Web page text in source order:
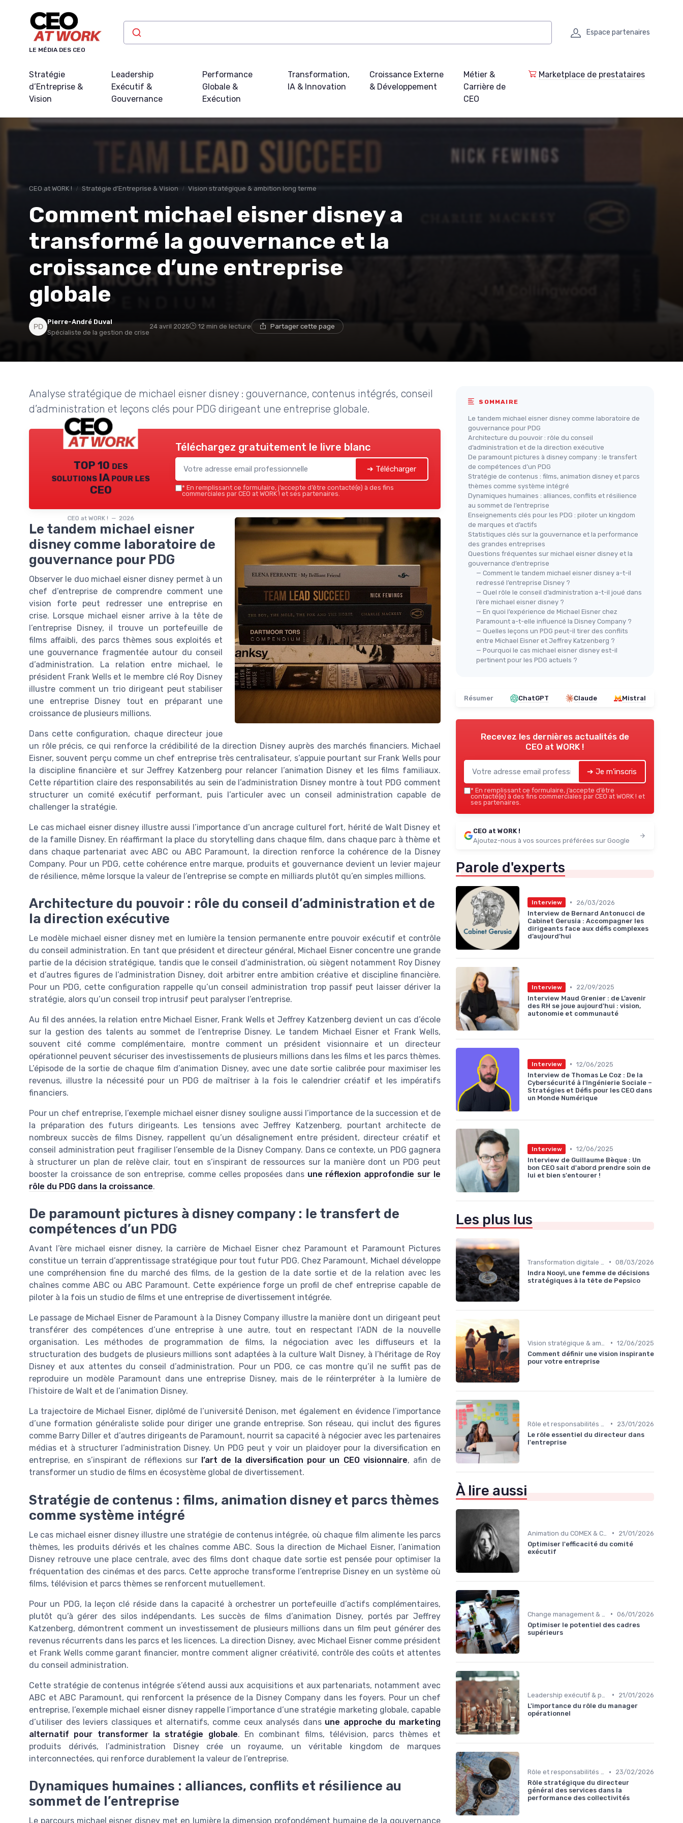
LE MÉDIA DES CEO
Espace partenaires
Stratégie
d’Entreprise &
Vision
Leadership
Exécutif &
Gouvernance
Performance
Globale &
Exécution
Transformation,
IA & Innovation
Croissance Externe
& Développement
Métier &
Carrière de
CEO
Marketplace de prestataires
CEO at WORK ! Stratégie d’Entreprise & Vision Vision stratégique & ambition long terme
Comment michael eisner disney a
transformé la gouvernance et la
croissance d’une entreprise
globale
Pierre-André Duval
Spécialiste de la gestion de crise
24 avril 2025 12 min de lecture Partager cette page
Analyse stratégique de michael eisner disney : gouvernance, contenus intégrés, conseil
d’administration et leçons clés pour PDG dirigeant une entreprise globale.
TOP 10 des
solutions IA pour les
CEO
CEO at WORK ! — 2026
Téléchargez gratuitement le livre blanc
➔ Télécharger
* En remplissant ce formulaire, j’accepte d’être contacté(e) à des fins
commerciales par CEO at WORK ! et ses partenaires.
Le tandem michael eisner
disney comme laboratoire de
gouvernance pour PDG
Observer le duo michael eisner disney permet à un
chef d’entreprise de comprendre comment une
vision forte peut redresser une entreprise en
crise. Lorsque michael eisner arrive à la tête de
l’entreprise Disney, il trouve un portefeuille de
films affaibli, des parcs thèmes sous exploités et
une gouvernance fragmentée autour du conseil
d’administration. La relation entre michael, le
président Frank Wells et le membre clé Roy Disney
illustre comment un trio dirigeant peut stabiliser
une entreprise Disney tout en préparant une
croissance de plusieurs millions.
Dans cette configuration, chaque directeur joue
un rôle précis, ce qui renforce la crédibilité de la direction Disney auprès des marchés financiers. Michael
Eisner, souvent perçu comme un chef entreprise très centralisateur, s’appuie pourtant sur Frank Wells pour
la discipline financière et sur Jeffrey Katzenberg pour relancer l’animation Disney et les films familiaux.
Cette répartition claire des responsabilités au sein de l’administration Disney montre à tout PDG comment
structurer un comité exécutif performant, puis l’articuler avec un conseil administration capable de
challenger la stratégie.
Le cas michael eisner disney illustre aussi l’importance d’un ancrage culturel fort, hérité de Walt Disney et
de la famille Disney. En réaffirmant la place du storytelling dans chaque film, dans chaque parc à thème et
dans chaque partenariat avec ABC ou ABC Paramount, la direction renforce la cohérence de la Disney
Company. Pour un PDG, cette cohérence entre marque, produits et gouvernance devient un levier majeur
de résilience, même lorsque la valeur de l’entreprise se compte en milliards plutôt qu’en simples millions.
Architecture du pouvoir : rôle du conseil d’administration et de
la direction exécutive
Le modèle michael eisner disney met en lumière la tension permanente entre pouvoir exécutif et contrôle
du conseil administration. En tant que président et directeur général, Michael Eisner concentre une grande
partie de la décision stratégique, tandis que le conseil d’administration, où siègent notamment Roy Disney
et d’autres figures de l’administration Disney, doit arbitrer entre ambition créative et discipline financière.
Pour un PDG, cette configuration rappelle qu’un conseil administration trop passif peut laisser dériver la
stratégie, alors qu’un conseil trop intrusif peut paralyser l’entreprise.
Au fil des années, la relation entre Michael Eisner, Frank Wells et Jeffrey Katzenberg devient un cas d’école
sur la gestion des talents au sommet de l’entreprise Disney. Le tandem Michael Eisner et Frank Wells,
souvent cité comme complémentaire, montre comment un président visionnaire et un directeur
opérationnel peuvent sécuriser des investissements de plusieurs millions dans les films et les parcs thèmes.
L’épisode de la sortie de chaque film d’animation Disney, avec une date sortie calibrée pour maximiser les
revenus, illustre la nécessité pour un PDG de maîtriser à la fois le calendrier créatif et les impératifs
financiers.
Pour un chef entreprise, l’exemple michael eisner disney souligne aussi l’importance de la succession et de
la préparation des futurs dirigeants. Les tensions avec Jeffrey Katzenberg, pourtant architecte de
nombreux succès de films Disney, rappellent qu’un désalignement entre président, directeur créatif et
conseil administration peut fragiliser l’ensemble de la Disney Company. Dans ce contexte, un PDG gagnera
à structurer un plan de relève clair, tout en s’inspirant de ressources sur la manière dont un PDG peut
booster la croissance de son entreprise, comme celles proposées dans une réflexion approfondie sur le
rôle du PDG dans la croissance.
De paramount pictures à disney company : le transfert de
compétences d’un PDG
Avant l’ère michael eisner disney, la carrière de Michael Eisner chez Paramount et Paramount Pictures
constitue un terrain d’apprentissage stratégique pour tout futur PDG. Chez Paramount, Michael développe
une compréhension fine du marché des films, de la gestion de la date sortie et de la relation avec les
chaînes comme ABC ou ABC Paramount. Cette expérience forge un profil de chef entreprise capable de
piloter à la fois un studio de films et une entreprise de divertissement intégrée.
Le passage de Michael Eisner de Paramount à la Disney Company illustre la manière dont un dirigeant peut
transférer des compétences d’une entreprise à une autre, tout en respectant l’ADN de la nouvelle
organisation. Les méthodes de programmation de films, la négociation avec les diffuseurs et la
structuration des budgets de plusieurs millions sont adaptées à la culture Walt Disney, à l’héritage de Roy
Disney et aux attentes du conseil d’administration. Pour un PDG, ce cas montre qu’il ne suffit pas de
reproduire un modèle Paramount dans une entreprise Disney, mais de le réinterpréter à la lumière de
l’histoire de Walt et de l’animation Disney.
La trajectoire de Michael Eisner, diplômé de l’université Denison, met également en évidence l’importance
d’une formation généraliste solide pour diriger une grande entreprise. Son réseau, qui inclut des figures
comme Barry Diller et d’autres dirigeants de Paramount, nourrit sa capacité à négocier avec les partenaires
médias et à structurer l’administration Disney. Un PDG peut y voir un plaidoyer pour la diversification en
entreprise, en s’inspirant de réflexions sur l’art de la diversification pour un CEO visionnaire, afin de
transformer un studio de films en écosystème global de divertissement.
Stratégie de contenus : films, animation disney et parcs thèmes
comme système intégré
Le cas michael eisner disney illustre une stratégie de contenus intégrée, où chaque film alimente les parcs
thèmes, les produits dérivés et les chaînes comme ABC. Sous la direction de Michael Eisner, l’animation
Disney retrouve une place centrale, avec des films dont chaque date sortie est pensée pour optimiser la
fréquentation des cinémas et des parcs. Cette approche transforme l’entreprise Disney en un système où
films, télévision et parcs thèmes se renforcent mutuellement.
Pour un PDG, la leçon clé réside dans la capacité à orchestrer un portefeuille d’actifs complémentaires,
plutôt qu’à gérer des silos indépendants. Les succès de films d’animation Disney, portés par Jeffrey
Katzenberg, démontrent comment un investissement de plusieurs millions dans un film peut générer des
revenus récurrents dans les parcs et les licences. La direction Disney, avec Michael Eisner comme président
et Frank Wells comme garant financier, montre comment aligner créativité, contrôle des coûts et attentes
du conseil administration.
Cette stratégie de contenus intégrée s’étend aussi aux acquisitions et aux partenariats, notamment avec
ABC et ABC Paramount, qui renforcent la présence de la Disney Company dans les foyers. Pour un chef
entreprise, l’exemple michael eisner disney rappelle l’importance d’une stratégie marketing globale, capable
d’utiliser des leviers classiques et alternatifs, comme ceux analysés dans une approche du marketing
alternatif pour transformer la stratégie globale. En combinant films, télévision, parcs thèmes et
produits dérivés, l’administration Disney crée un royaume, un véritable kingdom de marques
interconnectées, qui renforce durablement la valeur de l’entreprise.
Dynamiques humaines : alliances, conflits et résilience au
sommet de l’entreprise
Le parcours michael eisner disney met en lumière la dimension profondément humaine de la gouvernance
SOMMAIRE
Le tandem michael eisner disney comme laboratoire de
gouvernance pour PDG
Architecture du pouvoir : rôle du conseil
d’administration et de la direction exécutive
De paramount pictures à disney company : le transfert
de compétences d’un PDG
Stratégie de contenus : films, animation disney et parcs
thèmes comme système intégré
Dynamiques humaines : alliances, conflits et résilience
au sommet de l’entreprise
Enseignements clés pour les PDG : piloter un kingdom
de marques et d’actifs
Statistiques clés sur la gouvernance et la performance
des grandes entreprises
Questions fréquentes sur michael eisner disney et la
gouvernance d’entreprise
— Comment le tandem michael eisner disney a-t-il
redressé l’entreprise Disney ?
— Quel rôle le conseil d’administration a-t-il joué dans
l’ère michael eisner disney ?
— En quoi l’expérience de Michael Eisner chez
Paramount a-t-elle influencé la Disney Company ?
— Quelles leçons un PDG peut-il tirer des conflits
entre Michael Eisner et Jeffrey Katzenberg ?
— Pourquoi le cas michael eisner disney est-il
pertinent pour les PDG actuels ?
Résumer ChatGPT Claude Mistral
Recevez les dernières actualités de
CEO at WORK !
➔ Je m'inscris
* En remplissant ce formulaire, j’accepte d’être
contacté(e) à des fins commerciales par CEO at WORK ! et
ses partenaires.
CEO at WORK !
Ajoutez-nous à vos sources préférées sur Google
Parole d'experts
Interview •
26/03/2026
Interview de Bernard Antonucci de
Cabinet Gerusia : Accompagner les
dirigeants face aux défis complexes
d’aujourd’hui
Interview •
22/09/2025
Interview Maud Grenier : de L’avenir
des RH se joue aujourd'hui : vision,
autonomie et communauté
Interview • 12/06/2025
Interview de Thomas Le Coz : De la
Cybersécurité à l'Ingénierie Sociale –
Stratégies et Défis pour les CEO dans
un Monde Numérique
Interview • 12/06/2025
Interview de Guillaume Bèque : Un
bon CEO sait d'abord prendre soin de
lui et bien s'entourer !
Les plus lus
• 08/03/2026
Indra Nooyi, une femme de décisions
stratégiques à la tête de Pepsico
• 12/06/2025
Comment définir une vision inspirante
pour votre entreprise
•
23/01/2026
Le rôle essentiel du directeur dans
l'entreprise
À lire aussi
•
21/01/2026
Optimiser l'efficacité du comité
exécutif
• 06/01/2026
Optimiser le potentiel des cadres
supérieurs
•
21/01/2026
L'importance du rôle du manager
opérationnel
Rôle et responsabilités du CEO •
23/02/2026
Rôle stratégique du directeur
général des services dans la
performance des collectivités